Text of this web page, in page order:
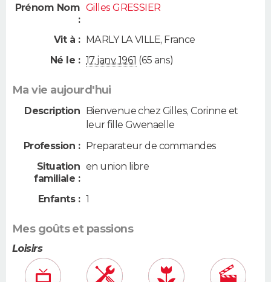
Prénom Nom
:
Gilles GRESSIER
Vit à : MARLY LA VILLE, France
Né le : 17 janv. 1961 (65 ans)
Ma vie aujourd'hui
Description
Bienvenue chez Gilles, Corinne et
leur fille Gwenaelle
Profession : Preparateur de commandes
Situation
familiale :
en union libre
Enfants : 1
Mes goûts et passions
Loisirs